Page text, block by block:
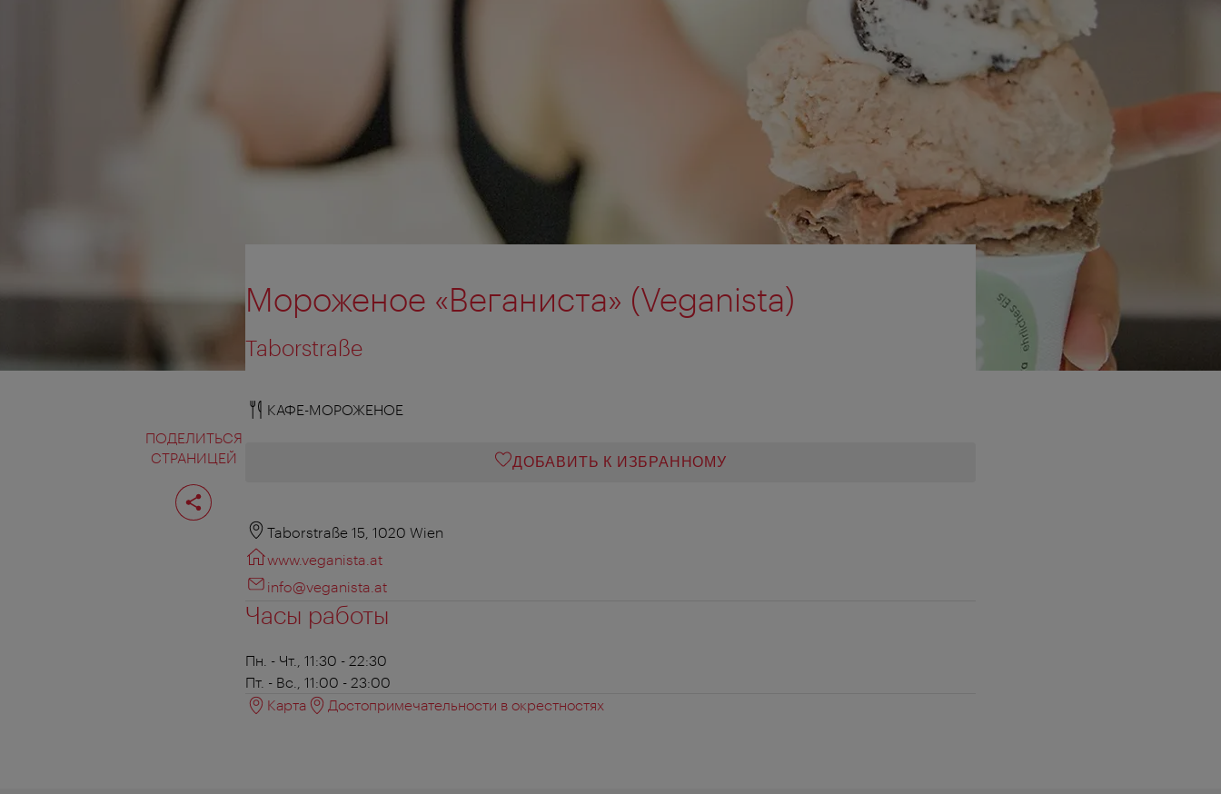
ПОДЕЛИТЬСЯ
СТРАНИЦЕЙ
Поделиться
страницей
Мороженое «Веганиста» (Veganista)
Taborstraße
КАФЕ-МОРОЖЕНОЕ
ДОБАВИТЬ К ИЗБРАННОМУ
Taborstraße 15, 1020 Wien
www.veganista.at
info@veganista.at
Часы работы
Пн. - Чт., 11:30 - 22:30
Пт. - Вс., 11:00 - 23:00
Карта
Достопримечательности в окрестностях